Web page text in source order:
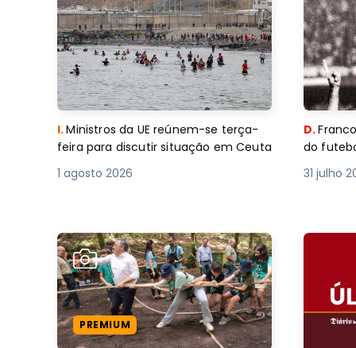
I.Ministros da UE reúnem-se terça-
feira para discutir situação em Ceuta
1 agosto 2026
D.
do
31 julho
PREMIUM